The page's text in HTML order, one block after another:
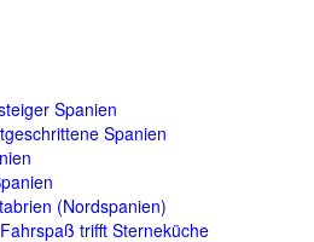
Spanien
Spanien
(Nordspanien)
trifft Sterneküche